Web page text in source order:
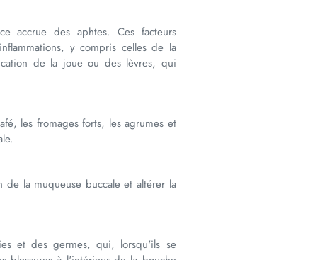
accrue des aphtes. Ces facteurs
y compris celles de la
de la joue ou des lèvres, qui
les fromages forts, les agrumes et
la muqueuse buccale et altérer la
et des germes, qui, lorsqu'ils se